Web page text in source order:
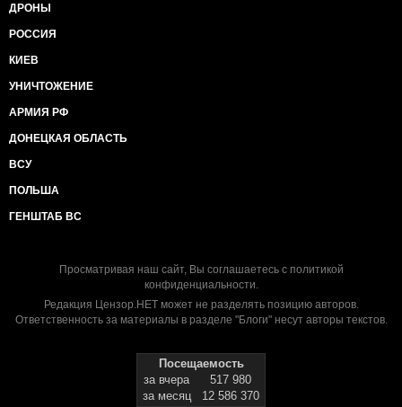
ДРОНЫ
РОССИЯ
КИЕВ
УНИЧТОЖЕНИЕ
АРМИЯ РФ
ДОНЕЦКАЯ ОБЛАСТЬ
ВСУ
ПОЛЬША
ГЕНШТАБ ВС
Просматривая наш сайт, Вы соглашаетесь с политикой
конфиденциальности.
Редакция Цензор.НЕТ может не разделять позицию авторов.
Ответственность за материалы в разделе "Блоги" несут авторы текстов.
Посещаемость
за вчера
517 980
за месяц
12 586 370